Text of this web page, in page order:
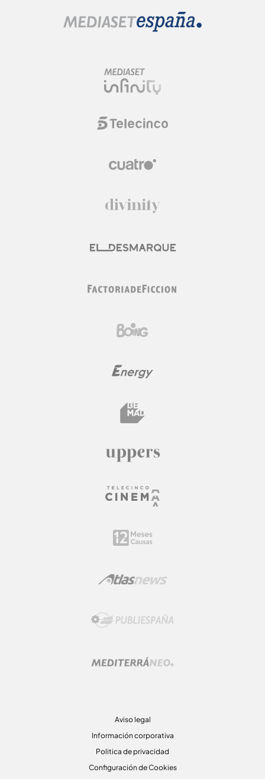
Aviso legal
Información corporativa
Politica de privacidad
Configuración de Cookies